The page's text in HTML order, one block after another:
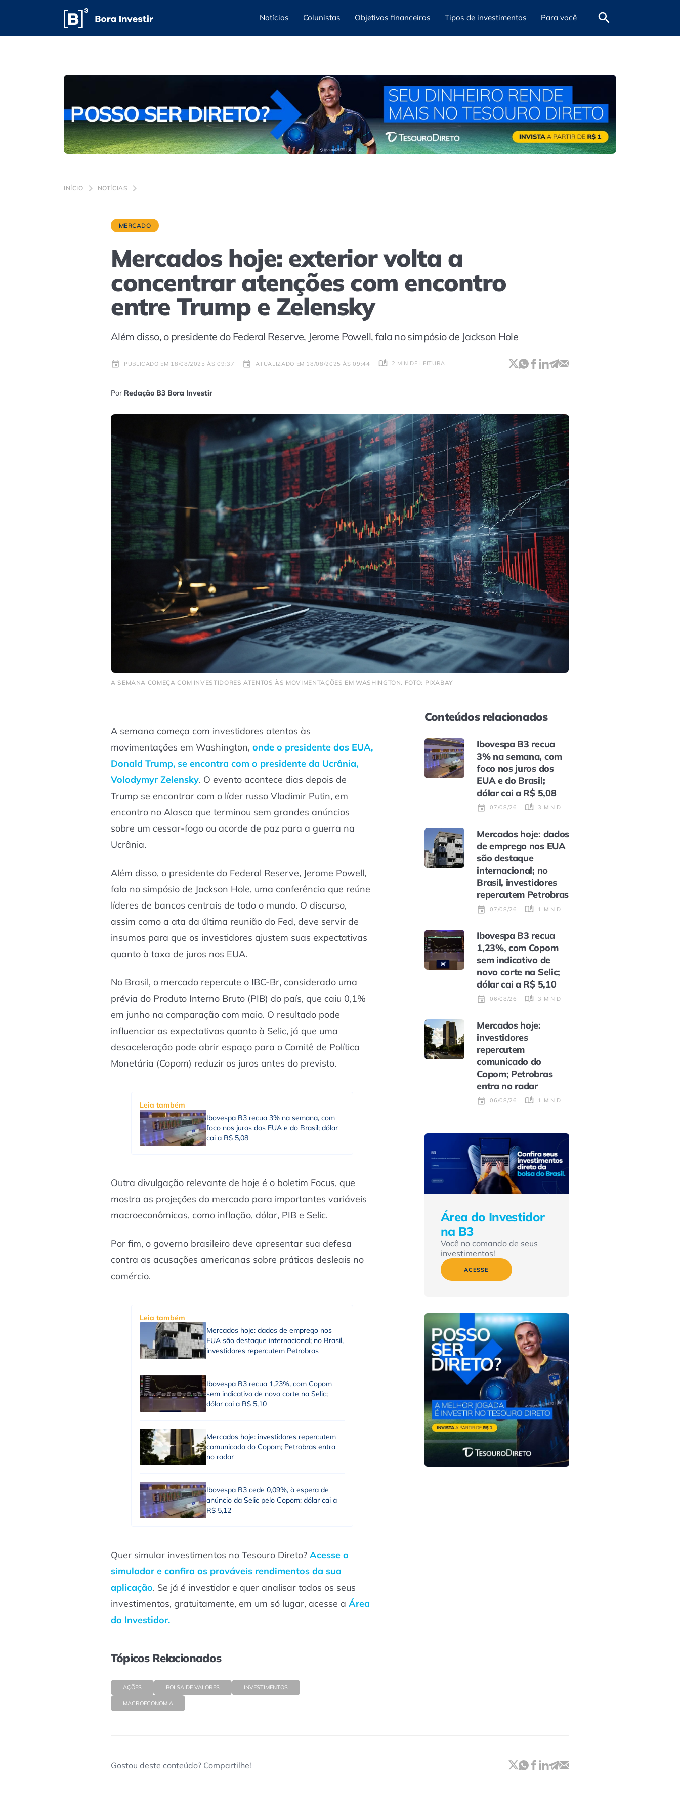
Notícias Colunistas Objetivos financeiros Tipos de investimentos Para você
INÍCIO NOTÍCIAS
MERCADO
Mercados hoje: exterior volta a
concentrar atenções com encontro
entre Trump e Zelensky
Além disso, o presidente do Federal Reserve, Jerome Powell, fala no simpósio de Jackson Hole
PUBLICADO EM 18/08/2025 ÀS 09:37 ATUALIZADO EM 18/08/2025 ÀS 09:44 2 MIN DE LEITURA
Por Redação B3 Bora Investir
A SEMANA COMEÇA COM INVESTIDORES ATENTOS ÀS MOVIMENTAÇÕES EM WASHINGTON. FOTO: PIXABAY
A semana começa com investidores atentos às
movimentações em Washington, onde o presidente dos EUA,
Donald Trump, se encontra com o presidente da Ucrânia,
Volodymyr Zelensky. O evento acontece dias depois de
Trump se encontrar com o líder russo Vladimir Putin, em
encontro no Alasca que terminou sem grandes anúncios
sobre um cessar-fogo ou acorde de paz para a guerra na
Ucrânia.
Além disso, o presidente do Federal Reserve, Jerome Powell,
fala no simpósio de Jackson Hole, uma conferência que reúne
líderes de bancos centrais de todo o mundo. O discurso,
assim como a ata da última reunião do Fed, deve servir de
insumos para que os investidores ajustem suas expectativas
quanto à taxa de juros nos EUA.
No Brasil, o mercado repercute o IBC-Br, considerado uma
prévia do Produto Interno Bruto (PIB) do país, que caiu 0,1%
em junho na comparação com maio. O resultado pode
influenciar as expectativas quanto à Selic, já que uma
desaceleração pode abrir espaço para o Comitê de Política
Monetária (Copom) reduzir os juros antes do previsto.
Leia também
Ibovespa B3 recua 3% na semana, com
foco nos juros dos EUA e do Brasil; dólar
cai a R$ 5,08
Outra divulgação relevante de hoje é o boletim Focus, que
mostra as projeções do mercado para importantes variáveis
macroeconômicas, como inflação, dólar, PIB e Selic.
Por fim, o governo brasileiro deve apresentar sua defesa
contra as acusações americanas sobre práticas desleais no
comércio.
Leia também
Mercados hoje: dados de emprego nos
EUA são destaque internacional; no Brasil,
investidores repercutem Petrobras
Ibovespa B3 recua 1,23%, com Copom
sem indicativo de novo corte na Selic;
dólar cai a R$ 5,10
Mercados hoje: investidores repercutem
comunicado do Copom; Petrobras entra
no radar
Ibovespa B3 cede 0,09%, à espera de
anúncio da Selic pelo Copom; dólar cai a
R$ 5,12
Quer simular investimentos no Tesouro Direto? Acesse o
simulador e confira os prováveis rendimentos da sua
aplicação. Se já é investidor e quer analisar todos os seus
investimentos, gratuitamente, em um só lugar, acesse a Área
do Investidor.
Tópicos Relacionados
AÇÕES BOLSA DE VALORES INVESTIMENTOS
MACROECONOMIA
Gostou deste conteúdo? Compartilhe!
Conteúdos relacionados
Ibovespa B3 recua
3% na semana, com
foco nos juros dos
EUA e do Brasil;
dólar cai a R$ 5,08
07/08/26 3 MIN DE LEITURA
Mercados hoje: dados
de emprego nos EUA
são destaque
internacional; no
Brasil, investidores
repercutem Petrobras
07/08/26 1 MIN DE LEITURA
Ibovespa B3 recua
1,23%, com Copom
sem indicativo de
novo corte na Selic;
dólar cai a R$ 5,10
06/08/26 3 MIN DE LEITURA
Mercados hoje:
investidores
repercutem
comunicado do
Copom; Petrobras
entra no radar
06/08/26 1 MIN DE LEITURA
Área do Investidor
na B3
Você no comando de seus
investimentos!
ACESSE